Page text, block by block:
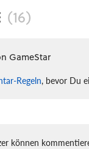
(16)
GameStar
Regeln, bevor Du
können